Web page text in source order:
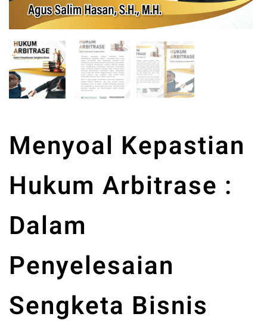
Menyoal Kepastian
Hukum Arbitrase :
Dalam
Penyelesaian
Sengketa Bisnis